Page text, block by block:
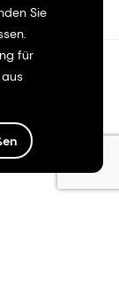
Sie
für